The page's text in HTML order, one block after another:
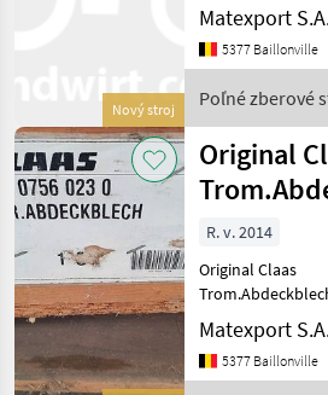
Nový stroj
Rapeseed kit
716 6m with 1
knife right h/s, Ziegler red
Matexport
5377 Baillonville
Poľné zberové
Ziegler
Original
R. v. 2014
Original Claas
0756023.0 Original Claas
drum cover plate Poľné
zberové stroje
Matexport
5377 Baillonville